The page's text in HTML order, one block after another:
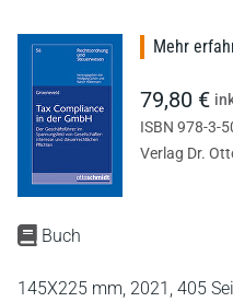
Buch
145X225 mm, 2021, 405
Mehr
79,80 €
ISBN 978-3-
Verlag Dr.